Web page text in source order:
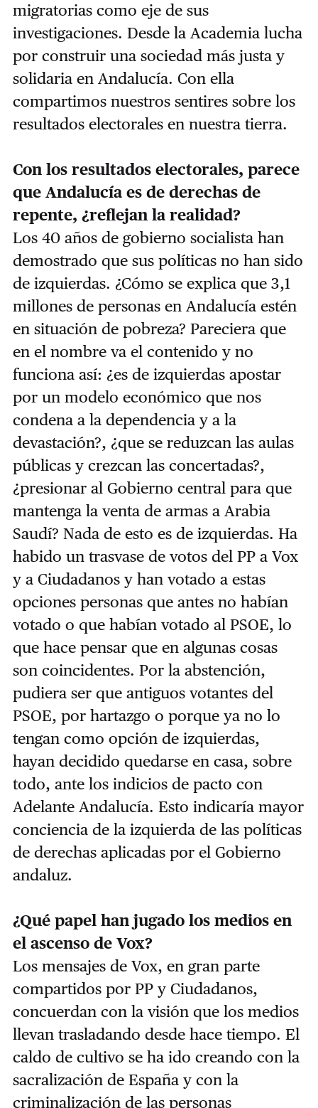
migratorias como eje de sus
investigaciones. Desde la Academia lucha
por construir una sociedad más justa y
solidaria en Andalucía. Con ella
compartimos nuestros sentires sobre los
resultados electorales en nuestra tierra.
Con los resultados electorales, parece
que Andalucía es de derechas de
repente, ¿reflejan la realidad?
Los 40 años de gobierno socialista han
demostrado que sus políticas no han sido
de izquierdas. ¿Cómo se explica que 3,1
millones de personas en Andalucía estén
en situación de pobreza? Pareciera que
en el nombre va el contenido y no
funciona así: ¿es de izquierdas apostar
por un modelo económico que nos
condena a la dependencia y a la
devastación?, ¿que se reduzcan las aulas
públicas y crezcan las concertadas?,
¿presionar al Gobierno central para que
mantenga la venta de armas a Arabia
Saudí? Nada de esto es de izquierdas. Ha
habido un trasvase de votos del PP a Vox
y a Ciudadanos y han votado a estas
opciones personas que antes no habían
votado o que habían votado al PSOE, lo
que hace pensar que en algunas cosas
son coincidentes. Por la abstención,
pudiera ser que antiguos votantes del
PSOE, por hartazgo o porque ya no lo
tengan como opción de izquierdas,
hayan decidido quedarse en casa, sobre
todo, ante los indicios de pacto con
Adelante Andalucía. Esto indicaría mayor
conciencia de la izquierda de las políticas
de derechas aplicadas por el Gobierno
andaluz.
¿Qué papel han jugado los medios en
el ascenso de Vox?
Los mensajes de Vox, en gran parte
compartidos por PP y Ciudadanos,
concuerdan con la visión que los medios
llevan trasladando desde hace tiempo. El
caldo de cultivo se ha ido creando con la
sacralización de España y con la
criminalización de las personas